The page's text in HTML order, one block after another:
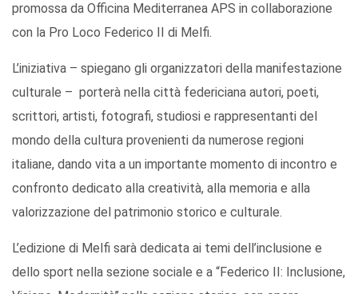
promossa da Officina Mediterranea APS in collaborazione
con la Pro Loco Federico II di Melfi.
L’iniziativa – spiegano gli organizzatori della manifestazione
culturale – porterà nella città federiciana autori, poeti,
scrittori, artisti, fotografi, studiosi e rappresentanti del
mondo della cultura provenienti da numerose regioni
italiane, dando vita a un importante momento di incontro e
confronto dedicato alla creatività, alla memoria e alla
valorizzazione del patrimonio storico e culturale.
L’edizione di Melfi sarà dedicata ai temi dell’inclusione e
dello sport nella sezione sociale e a “Federico II: Inclusione,